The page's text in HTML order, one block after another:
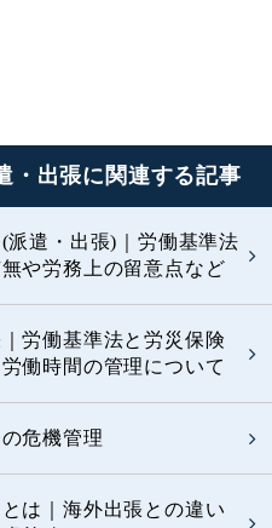
・出張に 関連する記事
派遣・出張)｜労働基準法
や労務上の留意点など
労働基準法と労災保険
働時間の管理について
危機管理
は｜海外出張との違い